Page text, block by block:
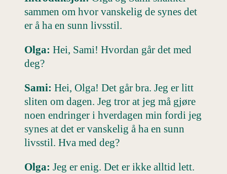
sammen om hvor vanskelig de synes det
er å ha en sunn livsstil.
Olga: Hei, Sami! Hvordan går det med
deg?
Sami: Hei, Olga! Det går bra. Jeg er litt
sliten om dagen. Jeg tror at jeg må gjøre
noen endringer i hverdagen min fordi jeg
synes at det er vanskelig å ha en sunn
livsstil. Hva med deg?
Olga: Jeg er enig. Det er ikke alltid lett.